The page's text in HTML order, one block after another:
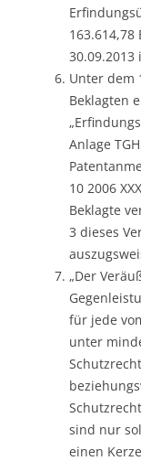
30.09.2013
Unter dem
Beklagten
Anlage
10 2006
Beklagte
3 dieses
„Der
für jede
unter
sind nur
einen